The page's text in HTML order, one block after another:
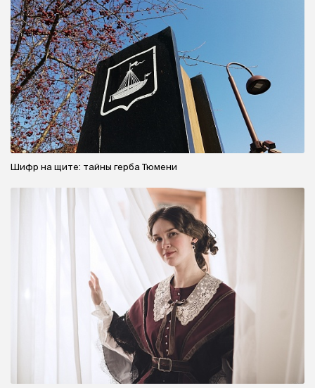
Шифр на щите: тайны герба Тюмени